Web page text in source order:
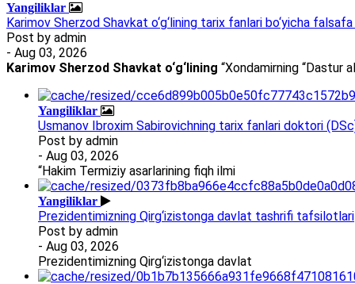
Yangiliklar
Karimov Sherzod Shavkat o‘g‘lining tarix fanlari bo‘yicha
Post by admin
- Aug 03, 2026
Karimov Sherzod Shavkat o‘g‘lining “Xondamirning “Dastur
Yangiliklar
Usmanov Ibroxim Sabirovichning tarix fanlari doktori
Post by admin
- Aug 03, 2026
“Hakim Termiziy asarlarining fiqh ilmi
Yangiliklar
Prezidentimizning Qirg‘izistonga davlat tashrifi tafsilotlari
Post by admin
- Aug 03, 2026
Prezidentimizning Qirg‘izistonga davlat